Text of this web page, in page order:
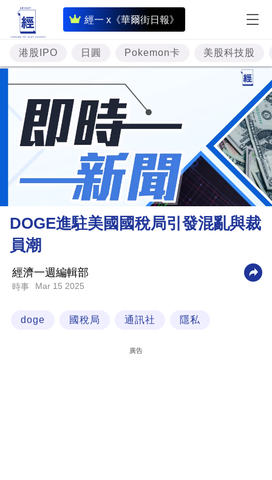
經一 x《華爾街日報》
即
時
財
經
專
題
投
資
樓
市
財
業
科
港股IPO 日圓 Pokemon卡 美股科技股
DOGE進駐美國國稅局引發混亂與裁
員潮
經濟一週編輯部
時事 Mar 15 2025
doge 國稅局 通訊社 隱私
廣告